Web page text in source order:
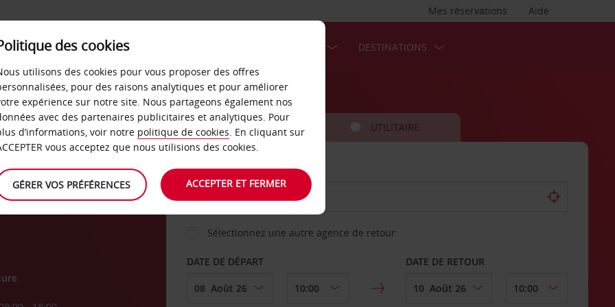
Aide
Mes réservations
LIBRE-SERVICE DESTINATIONS
VOITURE UTILITAIRE
AGENCE DE DÉPART
Sélectionnez une autre agence de retour
DATE DE DÉPART DATE DE RETOUR
des cookies
utilisons des cookies pour vous proposer des offres
pour des raisons analytiques et pour améliorer
expérience sur notre site. Nous partageons également nos
avec des partenaires publicitaires et analytiques. Pour
d’informations, voir notre politique de cookies. En cliquant sur
vous acceptez que nous utilisions des cookies.
GÉRER VOS PRÉFÉRENCES ACCEPTER ET FERMER